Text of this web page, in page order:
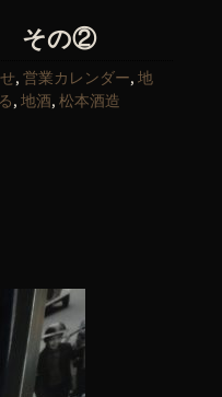
その②
, 営業カレンダー, 地
, 地酒, 松本酒造